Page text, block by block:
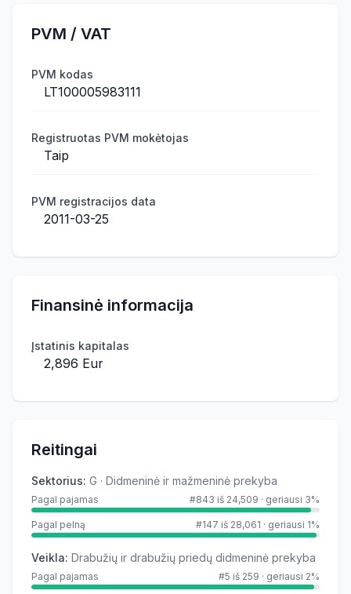
PVM / VAT
PVM kodas
LT100005983111
Registruotas PVM mokėtojas
Taip
PVM registracijos data
2011-03-25
Finansinė informacija
Įstatinis kapitalas
2,896 Eur
Reitingai
Sektorius: G · Didmeninė ir mažmeninė prekyba
Pagal pajamas #843 iš 24,509 · geriausi 3%
Pagal pelną #147 iš 28,061 · geriausi 1%
Veikla: Drabužių ir drabužių priedų didmeninė prekyba
Pagal pajamas #5 iš 259 · geriausi 2%